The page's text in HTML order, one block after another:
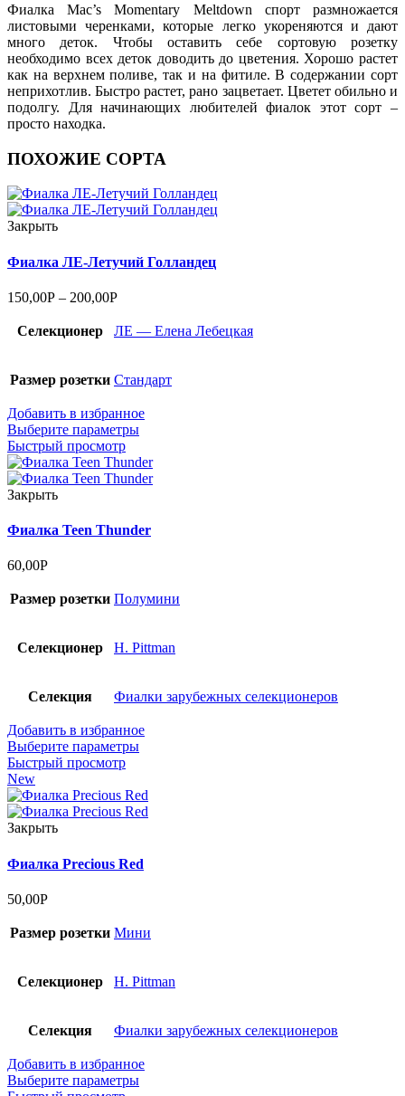
Фиалка Mac’s Momentary Meltdown спорт размножается
листовыми черенками, которые легко укореняются и дают
много деток. Чтобы оставить себе сортовую розетку
необходимо всех деток доводить до цветения. Хорошо растет
как на верхнем поливе, так и на фитиле. В содержании сорт
неприхотлив. Быстро растет, рано зацветает. Цветет обильно и
подолгу. Для начинающих любителей фиалок этот сорт –
просто находка.
ПОХОЖИЕ СОРТА
Закрыть
Фиалка ЛЕ-Летучий Голландец
150,00Р – 200,00Р
Селекционер ЛЕ — Елена Лебецкая
Размер розетки Стандарт
Добавить в избранное
Выберите параметры
Быстрый просмотр
Закрыть
Фиалка Teen Thunder
60,00Р
Размер розетки Полумини
Селекционер H. Pittman
Селекция Фиалки зарубежных селекционеров
Добавить в избранное
Выберите параметры
Быстрый просмотр
New
Закрыть
Фиалка Precious Red
50,00Р
Размер розетки Мини
Селекционер H. Pittman
Селекция Фиалки зарубежных селекционеров
Добавить в избранное
Выберите параметры